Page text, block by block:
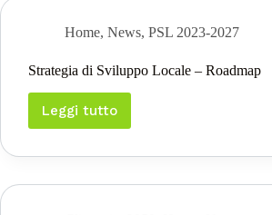
2023-
2027
Home, News, PSL 2023-2027
Strategia di Sviluppo Locale – Roadmap
Leggi tutto
Strategia
di
–